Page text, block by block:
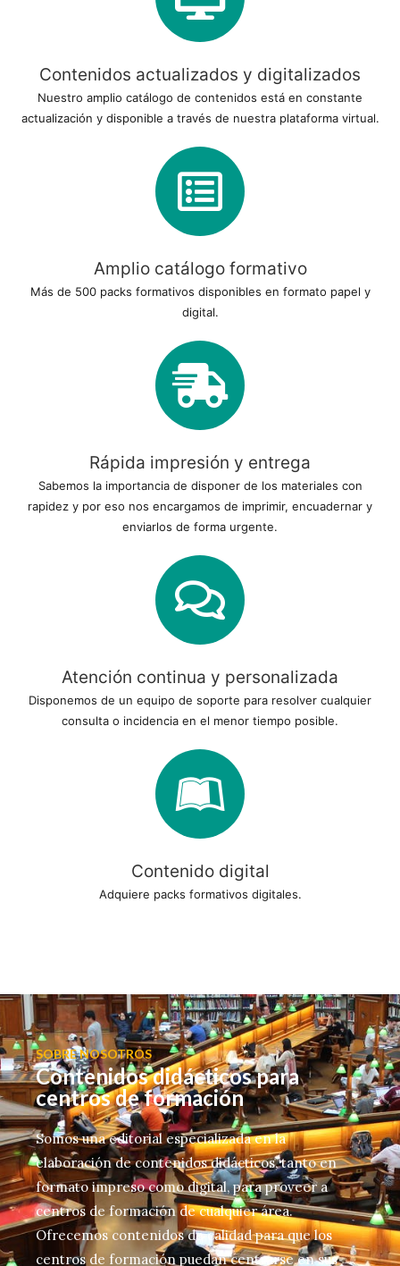
Contenidos actualizados y digitalizados
Nuestro amplio catálogo de contenidos está en constante
actualización y disponible a través de nuestra plataforma virtual.
Amplio catálogo formativo
Más de 500 packs formativos disponibles en formato papel y
digital.
Rápida impresión y entrega
Sabemos la importancia de disponer de los materiales con
rapidez y por eso nos encargamos de imprimir, encuadernar y
enviarlos de forma urgente.
Atención continua y personalizada
Disponemos de un equipo de soporte para resolver cualquier
consulta o incidencia en el menor tiempo posible.
Contenido digital
Adquiere packs formativos digitales.
SOBRE NOSOTROS
Contenidos didácticos para
centros de formación
Somos una editorial especializada en la
elaboración de contenidos didácticos, tanto en
formato impreso como digital, para proveer a
centros de formación de cualquier área.
Ofrecemos contenidos de calidad para que los
centros de formación puedan centrarse en sus